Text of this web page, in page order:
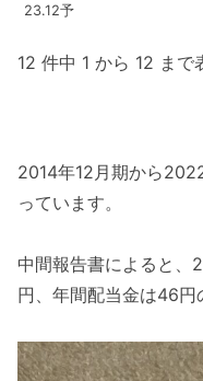
23.12予
12 件中 1 から 12 まで
2014年12月期から
っています。
中間報告書によると、
円、年間配当金は46円